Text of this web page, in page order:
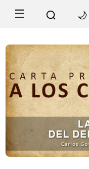
☰ 🌙